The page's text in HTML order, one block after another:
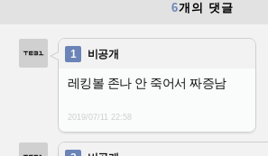
6개의 댓글
1 비공개
레킹볼 존나 안 죽어서 짜증남
2019/07/11 22:58